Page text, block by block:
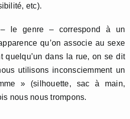
etc).
le genre – correspond à un
qu’on associe au sexe
quelqu’un dans la rue, on se dit
utilisons inconsciemment un
» (silhouette, sac à main,
nous nous trompons.